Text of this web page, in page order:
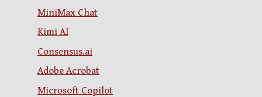
MiniMax Chat
Kimi AI
Consensus.ai
Adobe Acrobat
Microsoft Copilot